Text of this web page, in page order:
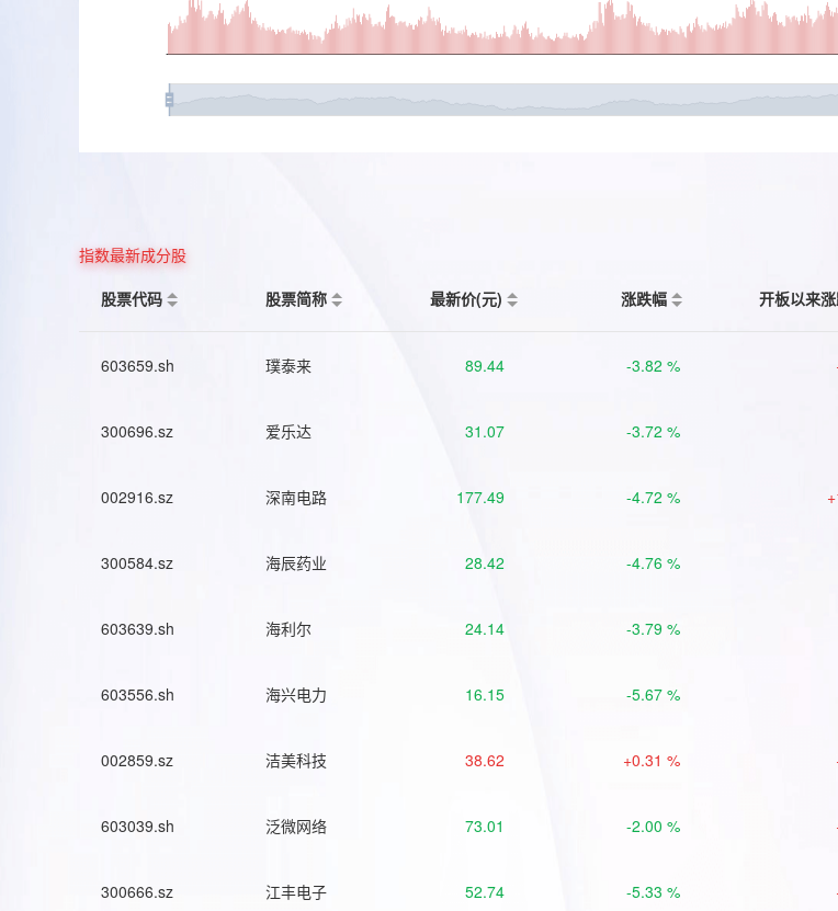
指数最新成分股
股票代码
股票简称 最新价(元) 涨跌幅 开板以来
603659.sh 璞泰来 89.44 -3.82 %
300696.sz 爱乐达 31.07 -3.72 %
002916.sz 深南电路 177.49 -4.72 %
300584.sz 海辰药业 28.42 -4.76 %
603639.sh 海利尔 24.14 -3.79 %
603556.sh 海兴电力 16.15 -5.67 %
002859.sz 洁美科技 38.62 +0.31 %
603039.sh 泛微网络 73.01 -2.00 %
300666.sz 江丰电子 52.74 -5.33 %